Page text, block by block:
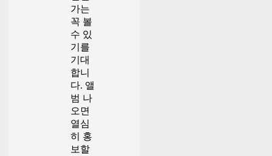
가는
꼭 볼
수 있
기를
기대
합니
다. 앨
범 나
오면
열심
히 홍
보할